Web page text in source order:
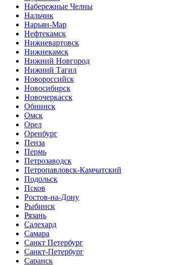
Набережные Челны
Нальчик
Нарьян-Мар
Нефтекамск
Нижневартовск
Нижнекамск
Нижний Новгород
Нижний Тагил
Новороссийск
Новосибирск
Новочеркасск
Обнинск
Омск
Орел
Оренбург
Пенза
Пермь
Петрозаводск
Петропавловск-Камчатский
Подольск
Псков
Ростов-на-Дону
Рыбинск
Рязань
Салехард
Самара
Санкт Петербург
Санкт-Петербург
Саранск